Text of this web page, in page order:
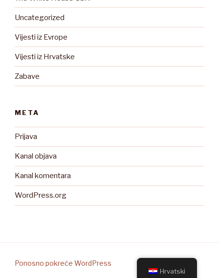
Uncategorized
Vijesti iz Evrope
Vijesti iz Hrvatske
Zabave
META
Prijava
Kanal objava
Kanal komentara
WordPress.org
Ponosno pokreće WordPress
Hrvatski